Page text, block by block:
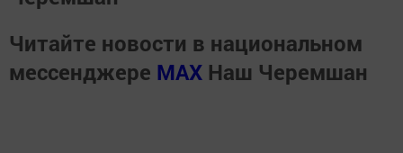
Читайте новости в национальном
мессенджере MАХ Наш Черемшан